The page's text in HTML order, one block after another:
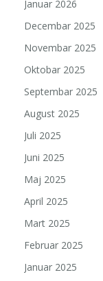
Januar 2026
Decembar 2025
Novembar 2025
Oktobar 2025
Septembar 2025
August 2025
Juli 2025
Juni 2025
Maj 2025
April 2025
Mart 2025
Februar 2025
Januar 2025